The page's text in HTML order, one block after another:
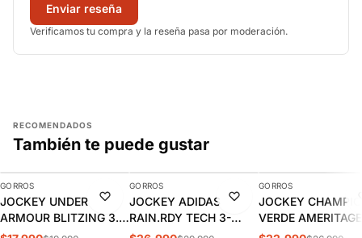
Enviar reseña
Verificamos tu compra y la reseña pasa por moderación.
RECOMENDADOS
También te puede gustar
-10%
AGREGAR
GORROS
JOCKEY UNDER
ARMOUR BLITZING 3.0
| 1305036-001
-10%
AGREGAR
GORROS
JOCKEY ADIDAS
RAIN.RDY TECH 3-
PANEL CAP | IK6063
-15%
GORROS
JOCKEY
VERDE AMERITAGE
DAD HAT CH2006